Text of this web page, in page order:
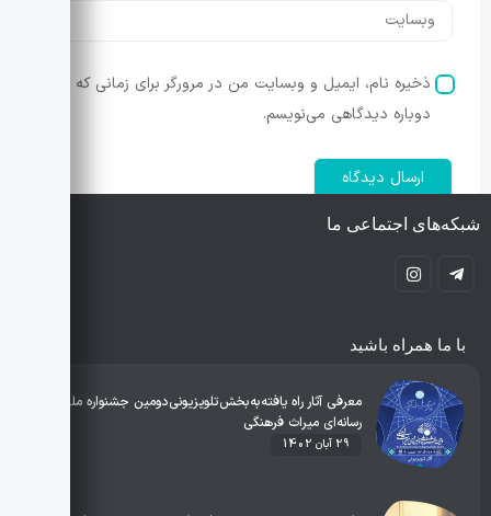
ذخیره نام، ایمیل و وبسایت من در مرورگر برای زمانی که
دوباره دیدگاهی می‌نویسم.
شبکه‌های اجتماعی ما
با ما همراه باشید
معرفی آثار راه یافته به بخش تلویزیونی دومین جشنواره ملی چند
رسانه‌ای میراث فرهنگی
29 آبان 1402